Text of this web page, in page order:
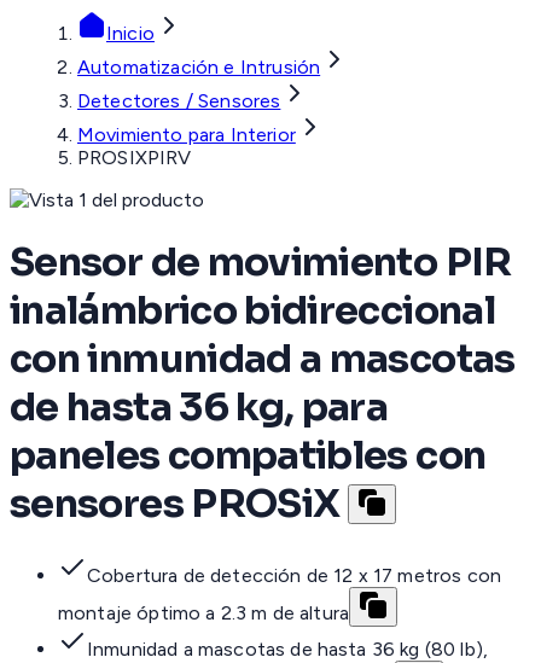
Inicio
Automatización e Intrusión
Detectores / Sensores
Movimiento para Interior
PROSIXPIRV
Sensor de movimiento PIR
inalámbrico bidireccional
con inmunidad a mascotas
de hasta 36 kg, para
paneles compatibles con
sensores PROSiX
Cobertura de detección de 12 x 17 metros con
montaje óptimo a 2.3 m de altura
Inmunidad a mascotas de hasta 36 kg (80 lb),